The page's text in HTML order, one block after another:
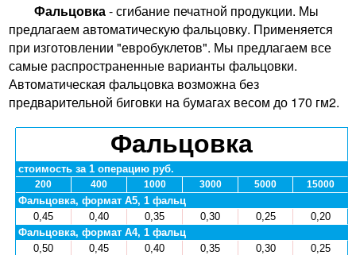
Фальцовка- сгибание печатной продукции. Мы
предлагаем автоматическую фальцовку. Применяется
при изготовлении "евробуклетов". Мы предлагаем все
самые распространенные варианты фальцовки.
Автоматическая фальцовка возможна без
предварительной биговки на бумагах весом до 170 гм2.
Фальцовка
стоимость за 1 операцию руб.
200 400 1000 3000 5000 15000
Фальцовка, формат А5, 1 фальц
0,45
0,40 0,35 0,30 0,25
0,20
Фальцовка, формат А4, 1 фальц
0,50
0,45 0,40 0,35 0,30
0,25